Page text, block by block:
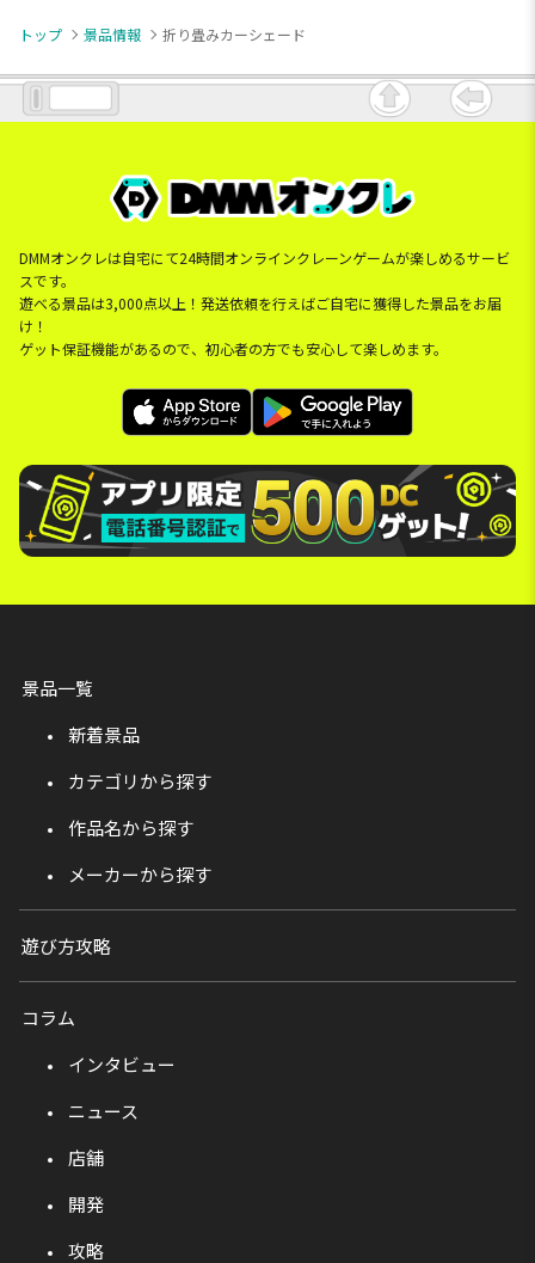
トップ 景品情報 折り畳みカーシェード
DMMオンクレは自宅にて24時間オンラインクレーンゲームが楽しめるサービ
スです。
遊べる景品は3,000点以上！発送依頼を行えばご自宅に獲得した景品をお届
け！
ゲット保証機能があるので、初心者の方でも安心して楽しめます。
景品一覧
新着景品
カテゴリから探す
作品名から探す
メーカーから探す
遊び方攻略
コラム
インタビュー
ニュース
店舗
開発
攻略